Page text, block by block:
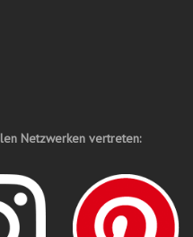
Netzwerken vertreten: